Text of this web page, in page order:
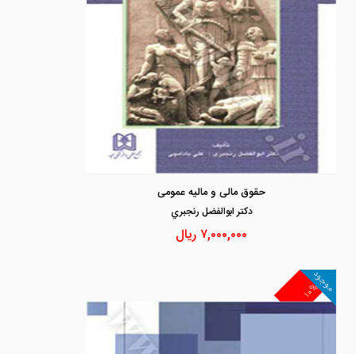
حقوق مالی و مالیه عمومی
دكتر ابوالفضل رنجبري
۷,۰۰۰,۰۰۰ ریال
۱۰%
موجود